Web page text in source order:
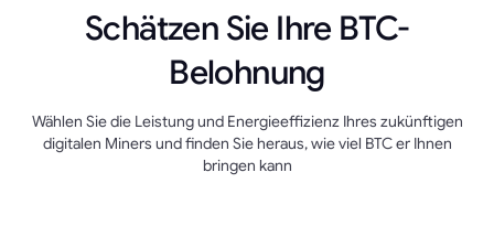
Schätzen Sie Ihre BTC-
Belohnung
Wählen Sie die Leistung und Energieeffizienz Ihres zukünftigen
digitalen Miners und finden Sie heraus, wie viel BTC er Ihnen
bringen kann